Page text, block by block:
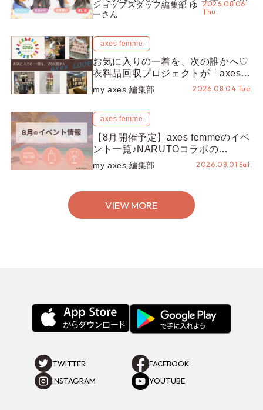
ン別“かんざし”のオススメ【ショッ
プスタッフ編集部】
ショップスタッフ編集部 ゆ
ーさん
2026.08.06
Thu.
axes femme
お気に入りの一着を、次の誰かへ♡
衣料品回収プロジェクトが「axes
LOOP」にアップデート！活用する
とポイントが手に入る◎
my axes 編集部 2026.08.04 Tue.
axes femme
【8月開催予定】axes femmeのイベ
ント一覧♪NARUTOコラボの
REZEN POPUPから、プチYour
Stage.、ティーパーティまで！8月
my axes 編集部 2026.08.01 Sat.
VIEW MORE
TWITTER
FACEBOOK
INSTAGRAM
YOUTUBE